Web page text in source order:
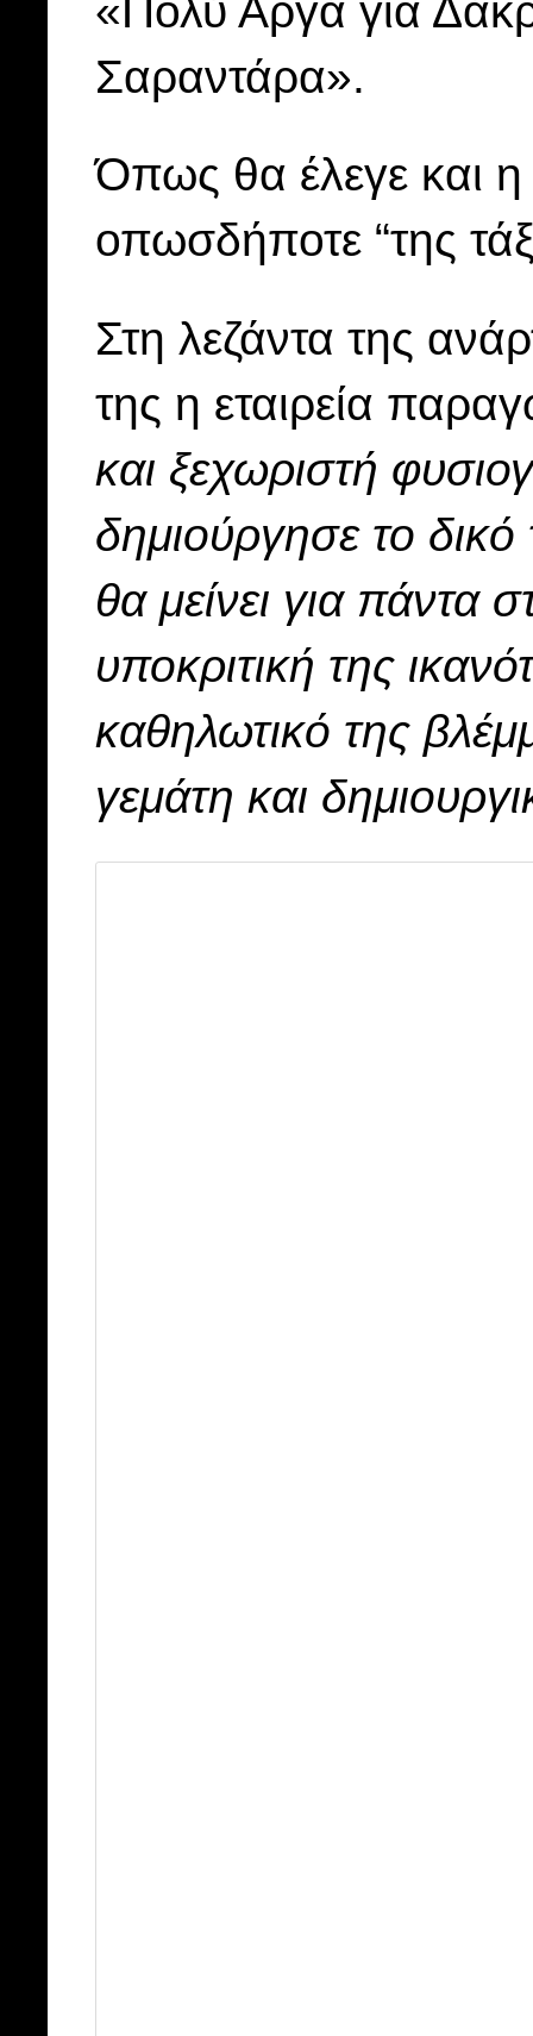
«Πολύ Αργά για
Σαραντάρα».
Όπως θα έλεγε και η
οπωσδήποτε “της
Στη λεζάντα της
της η εταιρεία
και ξεχωριστή
δημιούργησε το
θα μείνει για πάντα
υποκριτική της
καθηλωτικό της
γεμάτη και